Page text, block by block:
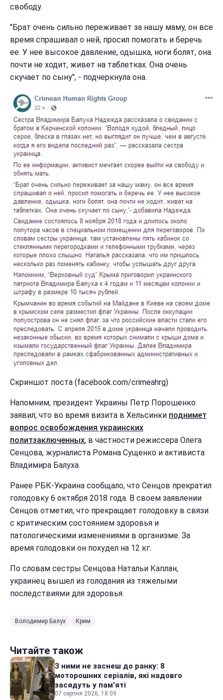
свободу.
"Брат очень сильно переживает за нашу маму, он все
время спрашивал о ней, просил помогать и беречь
ее. У нее высокое давление, одышка, ноги болят, она
почти не ходит, живет на таблетках. Она очень
скучает по сыну", - подчеркнула она.
Скриншот поста (facebook.com/crimeahrg)
Напомним, президент Украины Петр Порошенко
заявил, что во время визита в Хельсинки поднимет
вопрос освобождения украинских
политзаключенных, в частности режиссера Олега
Сенцова, журналиста Романа Сущенко и активиста
Владимира Балуха.
Ранее РБК-Украина сообщало, что Сенцов прекратил
голодовку 6 октября 2018 года. В своем заявлении
Сенцов отметил, что прекращает голодовку в связи
с критическим состоянием здоровья и
патологическими изменениями в организме. За
время голодовки он похудел на 12 кг.
По словам сестры Сенцова Натальи Каплан,
украинец вышел из голодания из тяжелыми
последствиями для здоровья.
Володимир Балух Крим
Читайте також
З ними не заснеш до ранку: 8
моторошних серіалів, які надовго
засядуть у пам'яті
07 серпня 2026, 18:09